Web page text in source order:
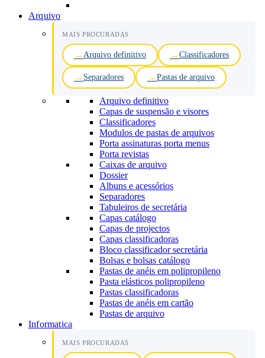
Arquivo
MAIS PROCURADAS
Arquivo definitivo Classificadores
Separadores Pastas de arquivo
Arquivo definitivo
Capas de suspensão e visores
Classificadores
Modulos de pastas de arquivos
Porta assinaturas porta menus
Porta revistas
Caixas de arquivo
Dossier
Albuns e acessórios
Separadores
Tabuleiros de secretária
Capas catálogo
Capas de projectos
Capas classificadoras
Bloco classificador secretária
Bolsas e bolsas catálogo
Pastas de anéis em polipropileno
Pasta elásticos polipropileno
Pastas classificadoras
Pastas de anéis em cartão
Pastas de arquivo
Informatica
MAIS PROCURADAS